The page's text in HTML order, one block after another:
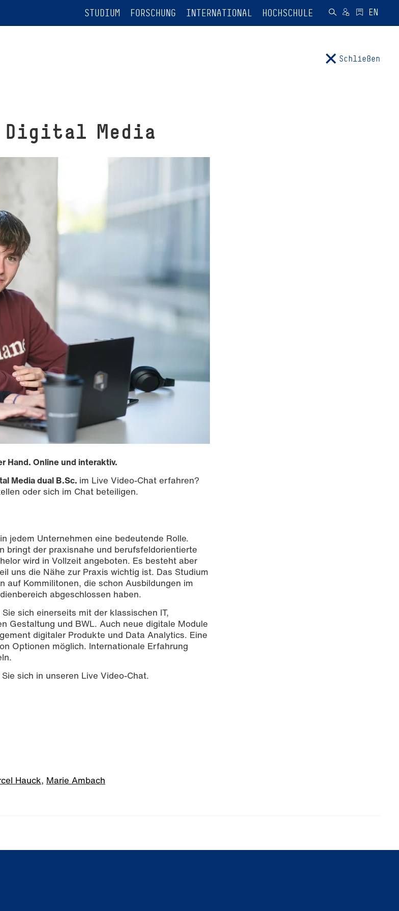
STUDIUM FORSCHUNG INTERNATIONAL HOCHSCHULE
Schließen
Media
Hand. Online und interaktiv.
Media dual B.Sc. im Live Video-Chat erfahren?
oder sich im Chat beteiligen.
jedem Unternehmen eine bedeutende Rolle.
bringt der praxisnahe und berufsfeldorientierte
wird in Vollzeit angeboten. Es besteht aber
uns die Nähe zur Praxis wichtig ist. Das Studium
Kommilitonen, die schon Ausbildungen im
abgeschlossen haben.
sich einerseits mit der klassischen IT,
Gestaltung und BWL. Auch neue digitale Module
digitaler Produkte und Data Analytics. Eine
Optionen möglich. Internationale Erfahrung
sich in unseren Live Video-Chat.
Hauck, Marie Ambach